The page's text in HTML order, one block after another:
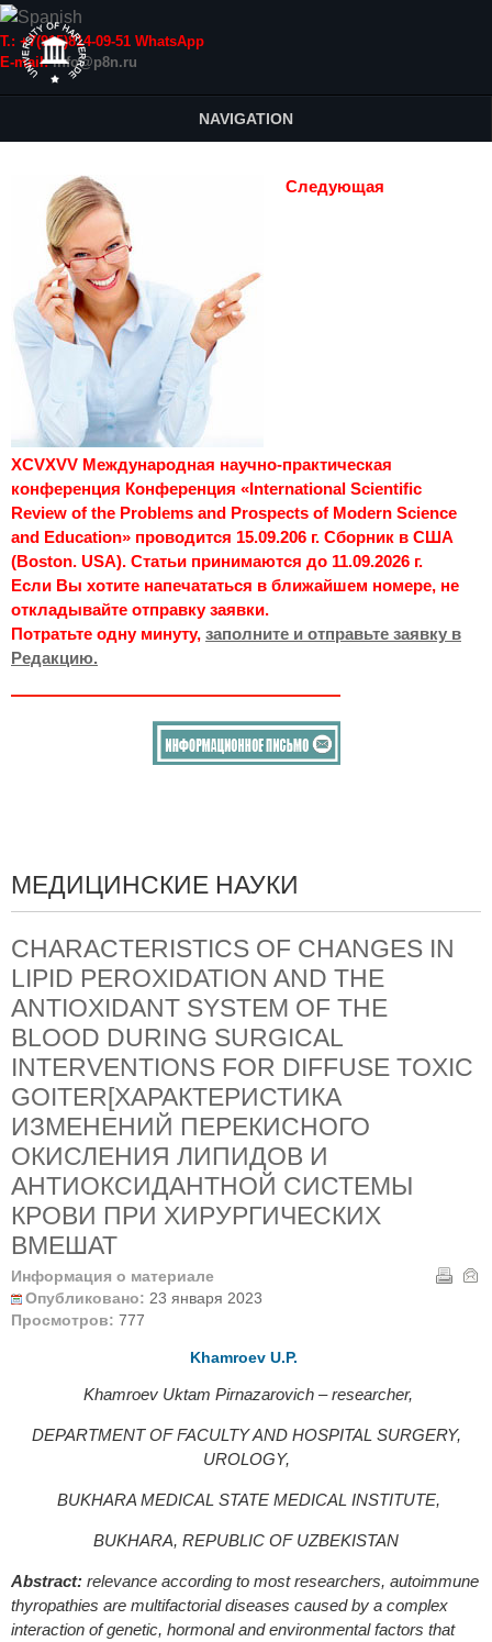
Т.: +7(915)814-09-51 WhatsApp
E-mail:info@p8n.ru
NAVIGATION
Следующая
XCVXVV Международная научно-практическая
конференция Конференция «International Scientific
Review of the Problems and Prospects of Modern Science
and Education» проводится 15.09.206 г. Сборник в США
(Boston. USA). Статьи принимаются до 11.09.2026 г.
Если Вы хотите напечататься в ближайшем номере, не
откладывайте отправку заявки.
Потратьте одну минуту, заполните и отправьте заявку в
Редакцию.
МЕДИЦИНСКИЕ НАУКИ
CHARACTERISTICS OF CHANGES IN
LIPID PEROXIDATION AND THE
ANTIOXIDANT SYSTEM OF THE
BLOOD DURING SURGICAL
INTERVENTIONS FOR DIFFUSE TOXIC
GOITER[ХАРАКТЕРИСТИКА
ИЗМЕНЕНИЙ ПЕРЕКИСНОГО
ОКИСЛЕНИЯ ЛИПИДОВ И
АНТИОКСИДАНТНОЙ СИСТЕМЫ
КРОВИ ПРИ ХИРУРГИЧЕСКИХ
ВМЕШАТ
Информация о материале
Опубликовано: 23 января 2023
Просмотров: 777
Khamroev U.P.
Khamroev Uktam Pirnazarovich – researcher,
DEPARTMENT OF FACULTY AND HOSPITAL SURGERY,
UROLOGY,
BUKHARA MEDICAL STATE MEDICAL INSTITUTE,
BUKHARA, REPUBLIC OF UZBEKISTAN
Abstract: relevance according to most researchers, autoimmune
thyropathies are multifactorial diseases caused by a complex
interaction of genetic, hormonal and environmental factors that